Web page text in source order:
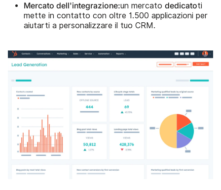
Mercato dell'integrazione:un mercato dedicatoti
mette in contatto con oltre 1.500 applicazioni per
aiutarti a personalizzare il tuo CRM.